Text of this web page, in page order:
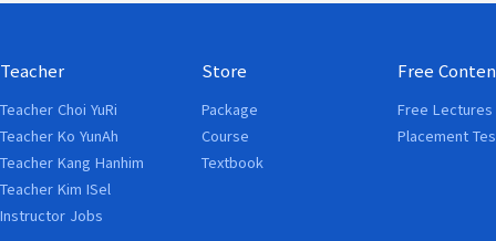
Teacher
Teacher Choi YuRi
Teacher Ko YunAh
Teacher Kang Hanhim
Teacher Kim ISel
Instructor Jobs
Store
Package
Course
Textbook
Free
Free Lectures
Placement